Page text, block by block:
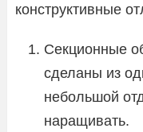
конструктивные
Секционные
сделаны из
небольшой
наращивать.